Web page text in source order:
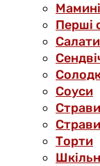
Перші
Салати
Соуси
Торти